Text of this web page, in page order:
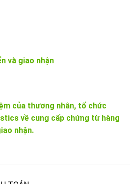
và giao nhận
của thương nhân, tổ chức
về cung cấp chứng từ hàng
nhận.